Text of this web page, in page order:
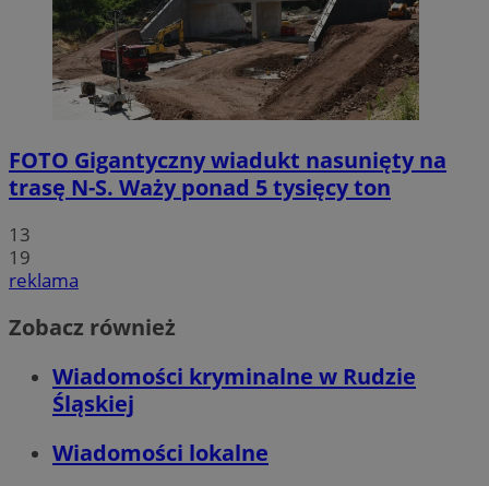
FOTO Gigantyczny wiadukt nasunięty na
trasę N-S. Waży ponad 5 tysięcy ton
13
19
reklama
Zobacz również
Wiadomości kryminalne w Rudzie
Śląskiej
Wiadomości lokalne